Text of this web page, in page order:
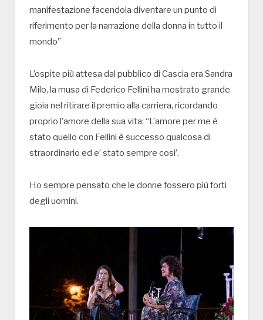
manifestazione facendola diventare un punto di
riferimento per la narrazione della donna in tutto il
mondo”
L’ospite più attesa dal pubblico di Cascia era Sandra
Milo, la musa di Federico Fellini ha mostrato grande
gioia nel ritirare il premio alla carriera, ricordando
proprio l’amore della sua vita: “L’amore per me è
stato quello con Fellini è successo qualcosa di
straordinario ed e’ stato sempre cosi’.
Ho sempre pensato che le donne fossero più forti
degli uomini.